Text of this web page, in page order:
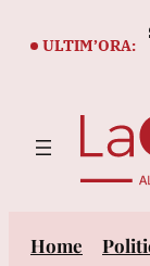
ULTIM’ORA:
'fiducia tra
Home